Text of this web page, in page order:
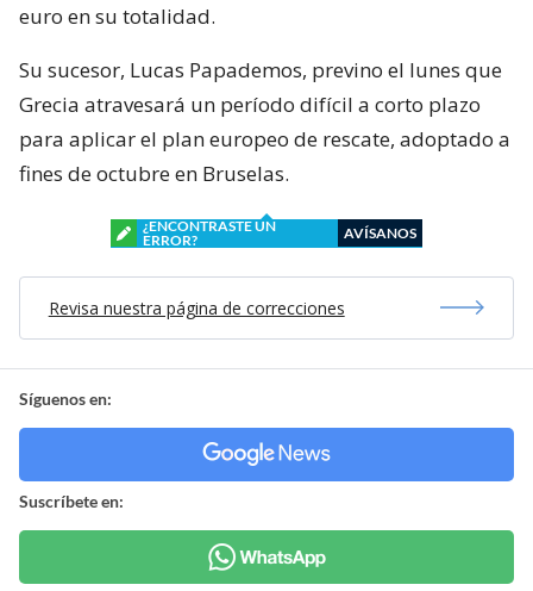
euro en su totalidad.
Su sucesor, Lucas Papademos, previno el lunes que
Grecia atravesará un período difícil a corto plazo
para aplicar el plan europeo de rescate, adoptado a
fines de octubre en Bruselas.
¿ENCONTRASTE UN
ERROR?
AVÍSANOS
Revisa nuestra página de correcciones
Síguenos en:
Suscríbete en: